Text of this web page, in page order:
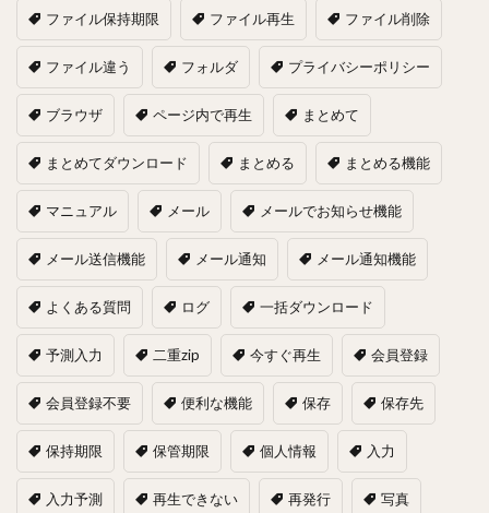
ファイル保持期限 ファイル再生 ファイル削除
ファイル違う フォルダ プライバシーポリシー
ブラウザ ページ内で再生 まとめて
まとめてダウンロード まとめる まとめる機能
マニュアル メール メールでお知らせ機能
メール送信機能 メール通知 メール通知機能
よくある質問 ログ 一括ダウンロード
予測入力 二重zip 今すぐ再生 会員登録
会員登録不要 便利な機能 保存 保存先
保持期限 保管期限 個人情報 入力
入力予測 再生できない 再発行 写真